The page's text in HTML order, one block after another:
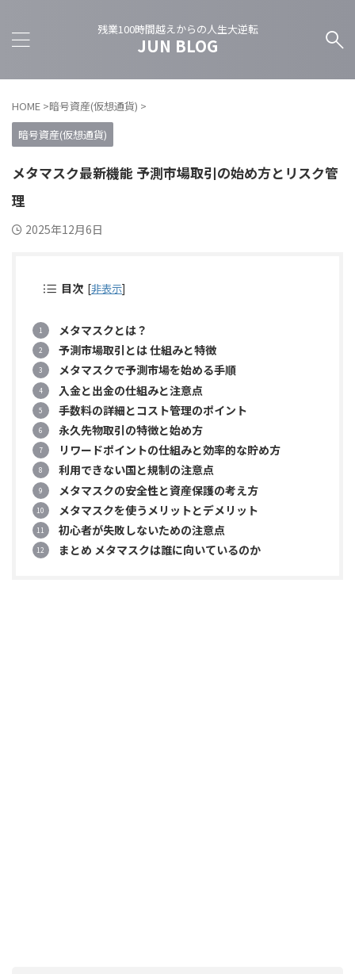
残業100時間越えからの人生大逆転
JUN BLOG
HOME >暗号資産(仮想通貨) >
暗号資産(仮想通貨)
メタマスク最新機能 予測市場取引の始め方とリスク管
理
2025年12月6日
目次 [非表示]
メタマスクとは？
予測市場取引とは 仕組みと特徴
メタマスクで予測市場を始める手順
入金と出金の仕組みと注意点
手数料の詳細とコスト管理のポイント
永久先物取引の特徴と始め方
リワードポイントの仕組みと効率的な貯め方
利用できない国と規制の注意点
メタマスクの安全性と資産保護の考え方
メタマスクを使うメリットとデメリット
初心者が失敗しないための注意点
まとめ メタマスクは誰に向いているのか